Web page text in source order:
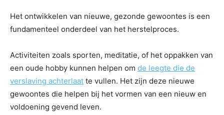
Het ontwikkelen van nieuwe, gezonde gewoontes is een
fundamenteel onderdeel van het herstelproces.
Activiteiten zoals sporten, meditatie, of het oppakken van
een oude hobby kunnen helpen om de leegte die de
verslaving achterlaat te vullen. Het zijn deze nieuwe
gewoontes die helpen bij het vormen van een nieuw en
voldoening gevend leven.